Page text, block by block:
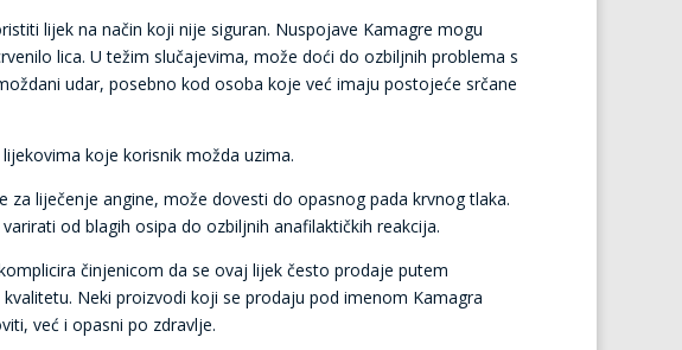
lijek na način koji nije siguran. Nuspojave Kamagre mogu
lica. U težim slučajevima, može doći do ozbiljnih problema s
udar, posebno kod osoba koje već imaju postojeće srčane
koje korisnik možda uzima.
liječenje angine, može dovesti do opasnog pada krvnog tlaka.
od blagih osipa do ozbiljnih anafilaktičkih reakcija.
činjenicom da se ovaj lijek često prodaje putem
Neki proizvodi koji se prodaju pod imenom Kamagra
već i opasni po zdravlje.